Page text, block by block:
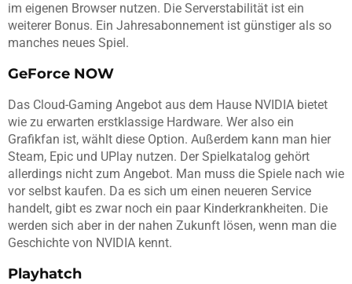
im eigenen Browser nutzen. Die Serverstabilität ist ein
weiterer Bonus. Ein Jahresabonnement ist günstiger als so
manches neues Spiel.
GeForce NOW
Das Cloud-Gaming Angebot aus dem Hause NVIDIA bietet
wie zu erwarten erstklassige Hardware. Wer also ein
Grafikfan ist, wählt diese Option. Außerdem kann man hier
Steam, Epic und UPlay nutzen. Der Spielkatalog gehört
allerdings nicht zum Angebot. Man muss die Spiele nach wie
vor selbst kaufen. Da es sich um einen neueren Service
handelt, gibt es zwar noch ein paar Kinderkrankheiten. Die
werden sich aber in der nahen Zukunft lösen, wenn man die
Geschichte von NVIDIA kennt.
Playhatch